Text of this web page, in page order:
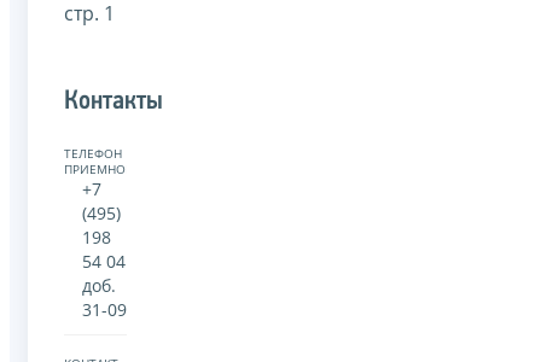
стр. 1
Контакты
ТЕЛЕФОН
ПРИЕМНОЙ:
+7
(495)
198
54 04
доб.
31-09